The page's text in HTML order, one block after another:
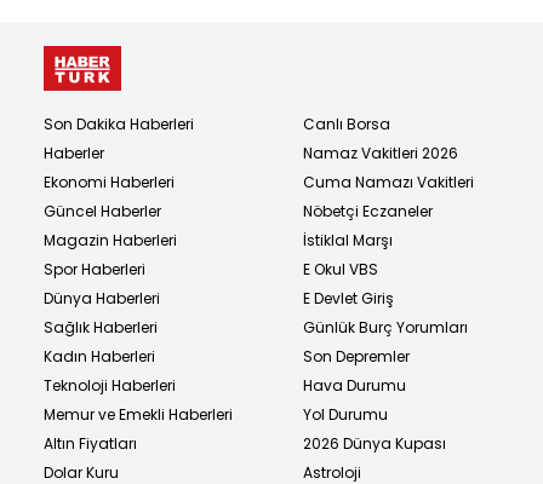
Son Dakika Haberleri
Haberler
Ekonomi Haberleri
Güncel Haberler
Magazin Haberleri
Spor Haberleri
Dünya Haberleri
Sağlık Haberleri
Kadın Haberleri
Teknoloji Haberleri
Memur ve Emekli Haberleri
Altın Fiyatları
Dolar Kuru
Canlı Borsa
Namaz Vakitleri 2026
Cuma Namazı Vakitleri
Nöbetçi Eczaneler
İstiklal Marşı
E Okul VBS
E Devlet Giriş
Günlük Burç Yorumları
Son Depremler
Hava Durumu
Yol Durumu
2026 Dünya Kupası
Astroloji